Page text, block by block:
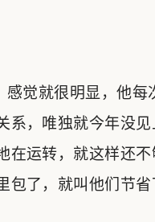
觉就很明显，他
，唯独就今年没见
运转，就这样还不
了，就叫他们节